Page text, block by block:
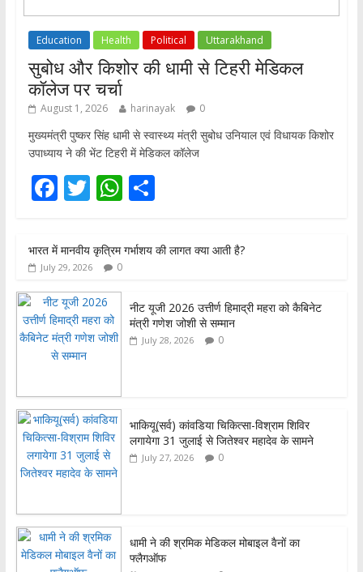
Education Health Political Uttarakhand
सुबोध और किशोर की धामी से टिहरी मेडिकल
कॉलेज पर चर्चा
August 1, 2026 harinayak 0
मुख्यमंत्री पुष्कर सिंह धामी से स्वास्थ्य मंत्री सुबोध उनियाल एवं विधायक किशोर
उपाध्याय ने की भेंट टिहरी में मेडिकल कॉलेज
F
e
b
o
o
k
T
itt
er
W
at
s
p
p
S
ar
e
भारत में मानवीय कृत्रिम गर्भाशय की लागत क्या आती है?
July 29, 2026 0
नीट यूजी 2026 उत्तीर्ण हिमाद्री महरा को कैबिनेट
मंत्री गणेश जोशी से सम्मान
July 28, 2026 0
भाकियू(सर्व) कांवडिया चिकित्सा-विश्राम शिविर
लगायेगा 31 जुलाई से जितेश्वर महादेव के सामने
July 27, 2026 0
धामी ने की श्रमिक मेडिकल मोबाइल वैनों का
फ्लैगऑफ